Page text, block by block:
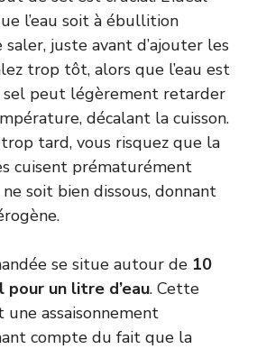
l’eau soit à ébullition
juste avant d’ajouter les
trop tôt, alors que l’eau est
sel peut légèrement retarder
décalant la cuisson.
tard, vous risquez que la
cuisent prématurément
soit bien dissous, donnant
se situe autour de 10
pour un litre d’eau. Cette
assaisonnement
compte du fait que la